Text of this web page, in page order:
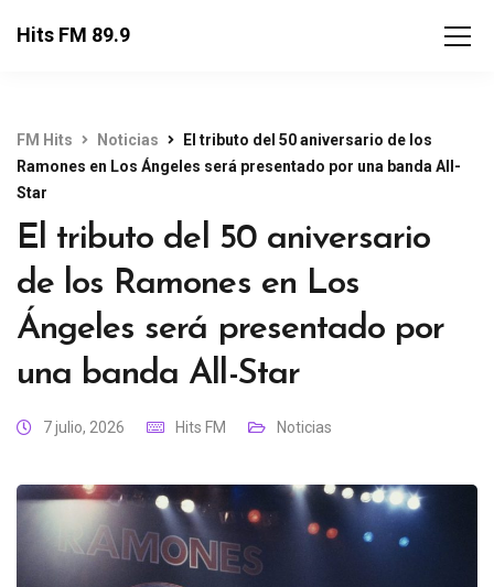
Hits FM 89.9
FM Hits Noticias
El tributo del 50 aniversario de los
Ramones en Los Ángeles será presentado por una banda All-
Star
El tributo del 50 aniversario
de los Ramones en Los
Ángeles será presentado por
una banda All-Star
7 julio, 2026 Hits FM Noticias